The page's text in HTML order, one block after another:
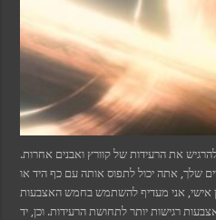
את הרעידות של קוורץ ואבנים אחרות.
שלך, אתה יכול לתפוס אותה עם כף היד או
אצבעות. באופן אישי, אני מעדיף להשתמש בחמש האצבעות